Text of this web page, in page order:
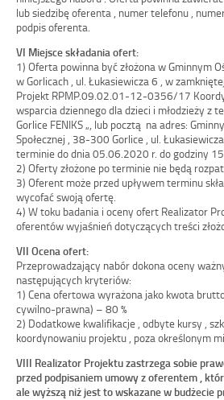
lub siedzibę oferenta , numer telefonu ,
podpis oferenta.
VI Miejsce składania ofert:
1) Oferta powinna być złożona w Gminnym
w Gorlicach , ul. Łukasiewicza 6 , w
Projekt RPMP.09.02.01-12-0356/17
wsparcia dziennego dla dzieci i młodzieży z
Gorlice FENIKS „, lub pocztą na adres:
Społecznej , 38-300 Gorlice , ul.
terminie do dnia 05.06.2020 r. do godziny 15
2) Oferty złożone po terminie nie będą
3) Oferent może przed upływem terminu
wycofać swoją ofertę.
4) W toku badania i oceny ofert Realizator
oferentów wyjaśnień dotyczących treści
VII Ocena ofert:
Przeprowadzający nabór dokona oceny
następujących kryteriów:
1) Cena ofertowa wyrażona jako kwota
cywilno-prawna) – 80 %
2) Dodatkowe kwalifikacje , odbyte kursy ,
koordynowaniu projektu , poza określonym
VIII Realizator Projektu zastrzega sobie
przed podpisaniem umowy z oferentem ,
ale wyższą niż jest to wskazane w budżecie